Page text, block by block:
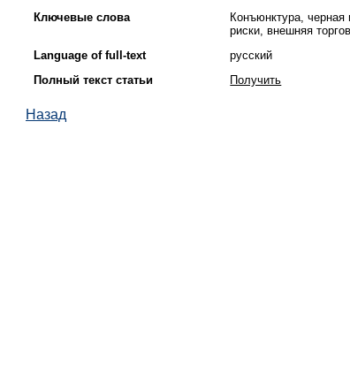
Ключевые слова
Конъюнктура, черная
риски, внешняя
Language of full-text
русский
Полный текст статьи
Получить
Назад